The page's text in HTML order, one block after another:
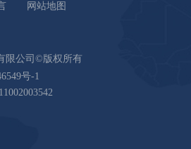
网站地图
限公司©版权所有
号-1